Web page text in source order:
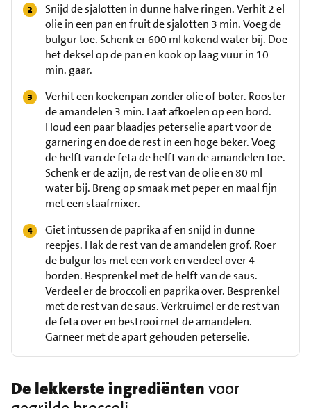
Snijd de sjalotten in dunne halve ringen. Verhit 2 el
olie in een pan en fruit de sjalotten 3 min. Voeg de
bulgur toe. Schenk er 600 ml kokend water bij. Doe
het deksel op de pan en kook op laag vuur in 10
min. gaar.
Verhit een koekenpan zonder olie of boter. Rooster
de amandelen 3 min. Laat afkoelen op een bord.
Houd een paar blaadjes peterselie apart voor de
garnering en doe de rest in een hoge beker. Voeg
de helft van de feta de helft van de amandelen toe.
Schenk er de azijn, de rest van de olie en 80 ml
water bij. Breng op smaak met peper en maal fijn
met een staafmixer.
Giet intussen de paprika af en snijd in dunne
reepjes. Hak de rest van de amandelen grof. Roer
de bulgur los met een vork en verdeel over 4
borden. Besprenkel met de helft van de saus.
Verdeel er de broccoli en paprika over. Besprenkel
met de rest van de saus. Verkruimel er de rest van
de feta over en bestrooi met de amandelen.
Garneer met de apart gehouden peterselie.
De lekkerste ingrediëntenvoor